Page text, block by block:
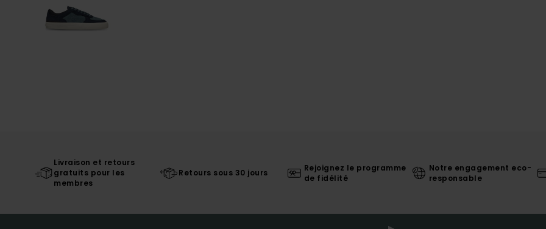
Livraison et retours
gratuits pour les
membres
Retours sous 30 jours
Rejoignez le programme
de fidélité
Notre engagement eco-
responsable